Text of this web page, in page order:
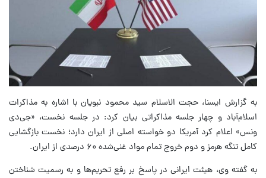
به گزارش ایسنا، حجت الاسلام سید محمود نبویان با اشاره به مذاکرات
اسلام‌آباد و چهار جلسه مذاکراتی بیان کرد: در جلسه نخست، «جی‌دی
ونس» اعلام کرد آمریکا دو خواسته اصلی از ایران دارد؛ نخست بازگشایی
کامل تنگه هرمز و دوم خروج تمام مواد غنی‌شده ۶۰ درصدی از ایران.
به گفته وی، هیئت ایرانی در پاسخ بر رفع تحریم‌ها و به رسمیت شناختن